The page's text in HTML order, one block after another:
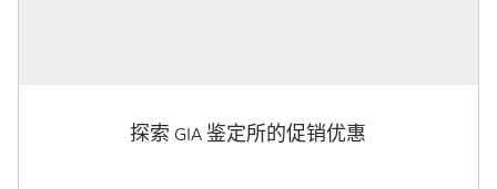
探索 GIA 鉴定所的促销优惠